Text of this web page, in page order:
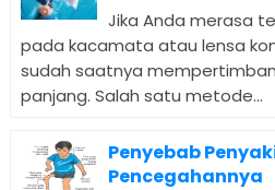
Jika Anda merasa
pada kacamata atau lensa
sudah saatnya
panjang. Salah satu metode...
Penyebab
Pencegahannya